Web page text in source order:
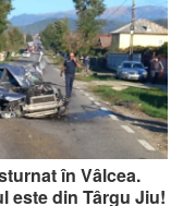
în Vâlcea.
este din Târgu Jiu!